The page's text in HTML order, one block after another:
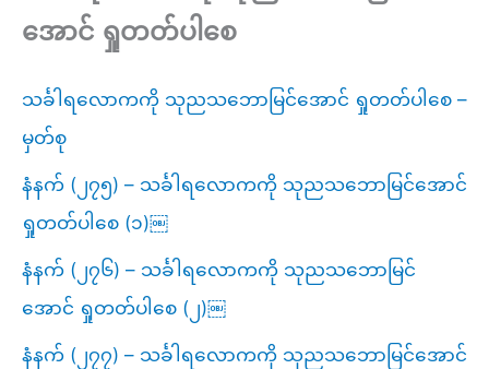
အောင် ရှုတတ်ပါစေ
သင်္ခါရလောကကို သုညသဘောမြင်အောင် ရှုတတ်ပါစေ –
မှတ်စု
နံနက် (၂၇၅) – သင်္ခါရလောကကို သုညသဘောမြင်အောင်
ရှုတတ်ပါစေ (၁)￼
နံနက် (၂၇၆) – သင်္ခါရလောကကို သုညသဘောမြင်
အောင် ရှုတတ်ပါစေ (၂)￼
နံနက် (၂၇၇) – သင်္ခါရလောကကို သုညသဘောမြင်အောင်